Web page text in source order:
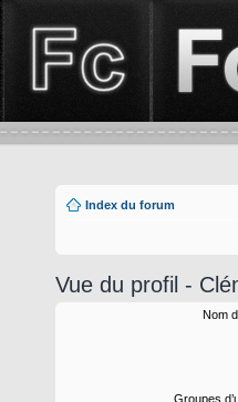
Index du forum
Vue du profil -
Nom
Groupes